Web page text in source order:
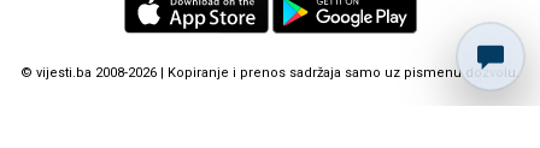
© vijesti.ba 2008-2026 | Kopiranje i prenos sadržaja samo uz pismenu dozvolu.